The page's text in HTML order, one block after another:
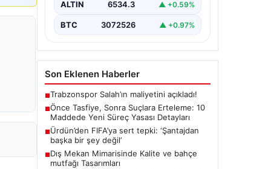
getiren yasa…
ALTIN 6534.3 ▲ +0.59%
BTC 3072526 ▲ +0.97%
Son Eklenen Haberler
■Trabzonspor Salah’ın maliyetini açıkladı!
■Önce Tasfiye, Sonra Suçlara Erteleme: 10
Maddede Yeni Süreç Yasası Detayları
■Ürdün’den FIFA’ya sert tepki: ‘Şantajdan
başka bir şey değil’
■Dış Mekan Mimarisinde Kalite ve bahçe
mutfağı Tasarımları